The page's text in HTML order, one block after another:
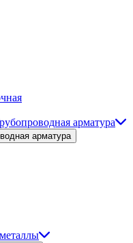
арматура
арматура